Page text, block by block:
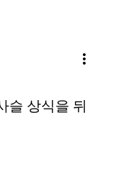
more_vert
슬 상식을 뒤